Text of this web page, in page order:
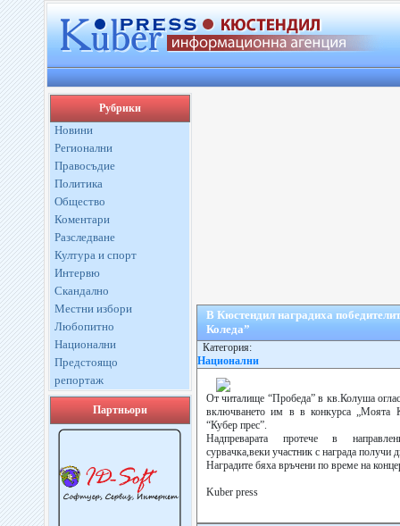
Рубрики
Новини
Регионални
Правосъдие
Политика
Общество
Коментари
Разследване
Култура и спорт
Интервю
Скандално
Местни избори
Любопитно
Национални
Предстоящо
репортаж
Партньори
В Кюстендил наградиха
Коледа”
Категория:
Национални
От читалище “Пробеда” в кв.Колуша
включването им в в конкурса „Моята
“Кубер прес”.
Надпреварата протече в
сурвачка,веки участник с награда получи
Наградите бяха връчени по време на
Kuber press